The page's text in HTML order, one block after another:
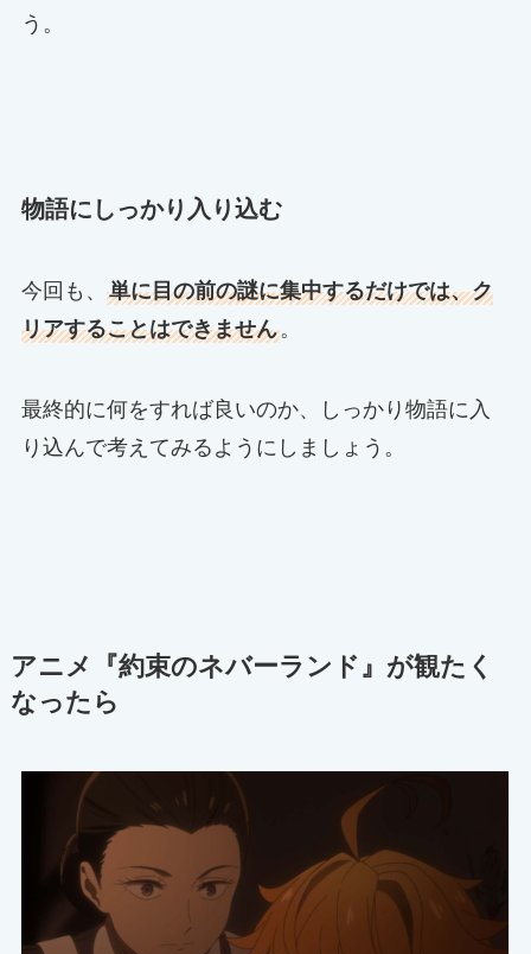
う。
物語にしっかり入り込む
今回も、 単に目の前の謎に集中するだけでは、ク
リアすることはできません。
最終的に何をすれば良いのか、しっかり物語に入
り込んで考えてみるようにしましょう。
アニメ『約束のネバーランド』が観たく
なったら